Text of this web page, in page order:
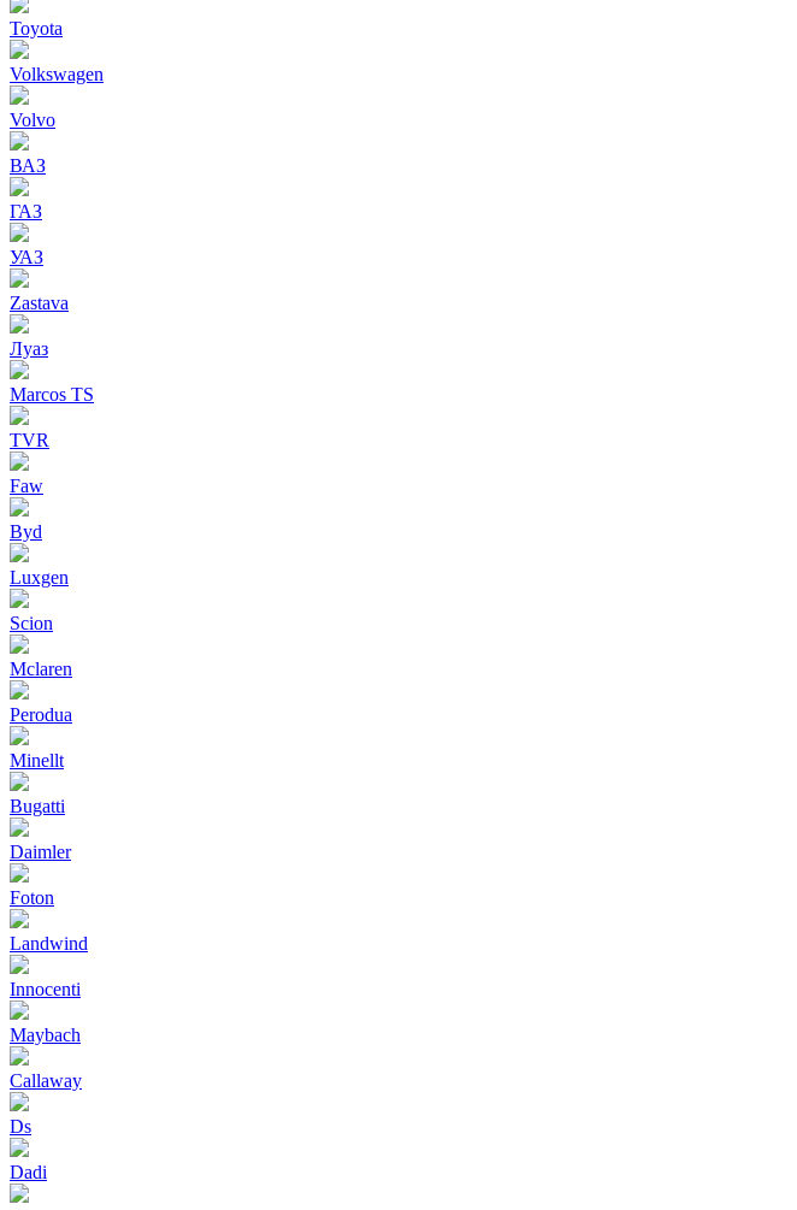
Toyota
Volkswagen
Volvo
ВАЗ
ГАЗ
УАЗ
Zastava
Луаз
Marcos TS
TVR
Faw
Byd
Luxgen
Scion
Mclaren
Perodua
Minellt
Bugatti
Daimler
Foton
Landwind
Innocenti
Maybach
Callaway
Ds
Dadi